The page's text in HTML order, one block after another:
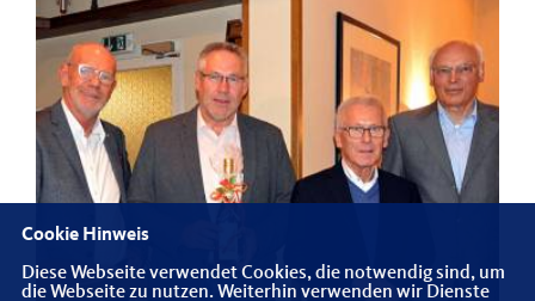
Cookie Hinweis
Diese Webseite verwendet Cookies, die notwendig sind, um
die Webseite zu nutzen. Weiterhin verwenden wir Dienste